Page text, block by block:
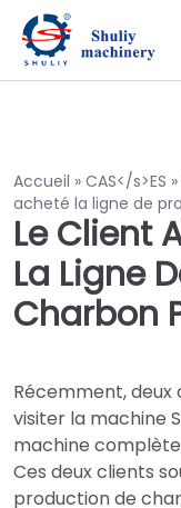
Accueil » CAS</s>ES »
acheté la ligne de
Le Client
La Ligne
Charbon
Récemment, deux
visiter la machine
machine
Ces deux clients
production de